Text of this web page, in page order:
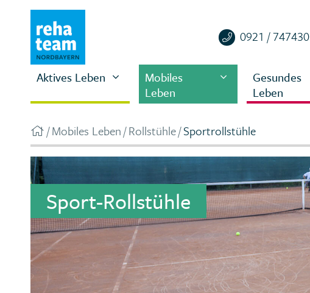
0921 / 747430
Aktives Leben
Mobiles
Leben
Gesundes
Leben
Mobiles Leben Rollstühle Sportrollstühle
Sport-Rollstühle